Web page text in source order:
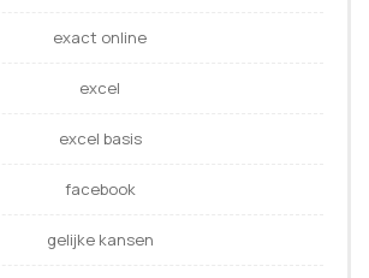
exact online
excel
excel basis
facebook
gelijke kansen